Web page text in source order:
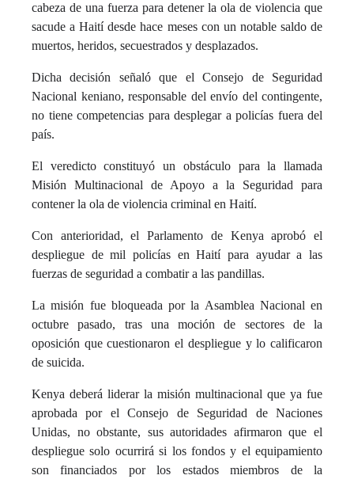
cabeza de una fuerza para detener la ola de violencia que
sacude a Haití desde hace meses con un notable saldo de
muertos, heridos, secuestrados y desplazados.
Dicha decisión señaló que el Consejo de Seguridad
Nacional keniano, responsable del envío del contingente,
no tiene competencias para desplegar a policías fuera del
país.
El veredicto constituyó un obstáculo para la llamada
Misión Multinacional de Apoyo a la Seguridad para
contener la ola de violencia criminal en Haití.
Con anterioridad, el Parlamento de Kenya aprobó el
despliegue de mil policías en Haití para ayudar a las
fuerzas de seguridad a combatir a las pandillas.
La misión fue bloqueada por la Asamblea Nacional en
octubre pasado, tras una moción de sectores de la
oposición que cuestionaron el despliegue y lo calificaron
de suicida.
Kenya deberá liderar la misión multinacional que ya fue
aprobada por el Consejo de Seguridad de Naciones
Unidas, no obstante, sus autoridades afirmaron que el
despliegue solo ocurrirá si los fondos y el equipamiento
son financiados por los estados miembros de la